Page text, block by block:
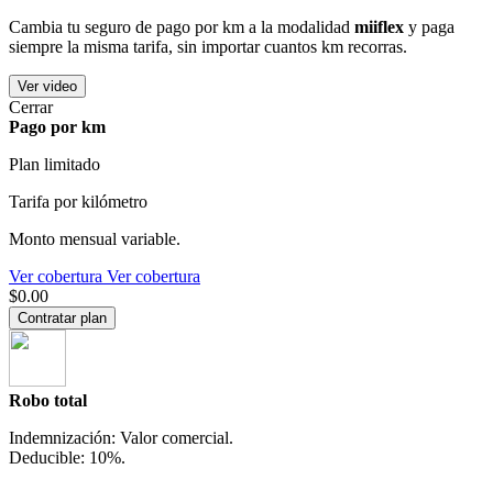
Cambia tu seguro de pago por km a la modalidad miiflex y paga
siempre la misma tarifa, sin importar cuantos km recorras.
Ver video
Cerrar
Pago por km
Plan limitado
Tarifa por kilómetro
Monto mensual variable.
Ver cobertura Ver cobertura
$0.00
Contratar plan
Robo total
Indemnización: Valor comercial.
Deducible: 10%.